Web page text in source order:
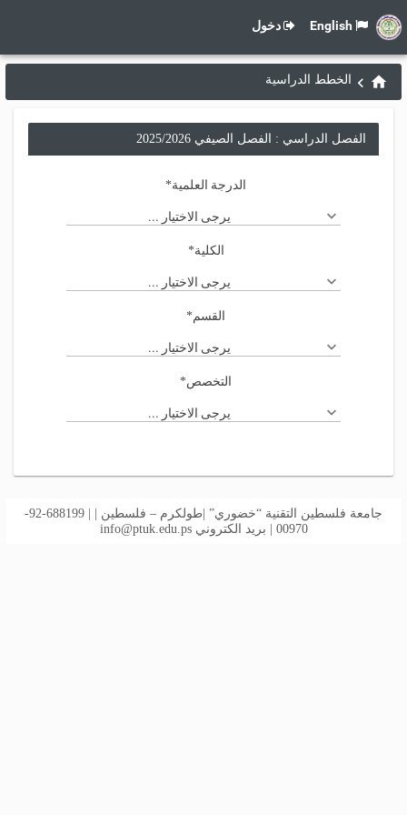
دخول
الخطط الدراسية
الفصل الدراسي : الفصل الصيفي 2025/2026
الدرجة العلمية*
يرجى الاختيار ...
الكلية*
يرجى الاختيار ...
القسم*
يرجى الاختيار ...
التخصص*
يرجى الاختيار ...
جامعة فلسطين التقنية “خضوري” |طولكرم – فلسطين | | 688199-92-
00970 | بريد الكتروني
info@ptuk.edu.ps